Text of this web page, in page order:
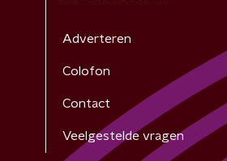
Adverteren
Colofon
Contact
Veelgestelde vragen